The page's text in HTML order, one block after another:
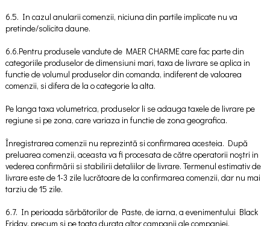
6.5. In cazul anularii comenzii, niciuna din partile implicate nu va
pretinde/solicita daune.
6.6.Pentru produsele vandute de MAER CHARME care fac parte din
categoriile produselor de dimensiuni mari, taxa de livrare se aplica in
functie de volumul produselor din comanda, indiferent de valoarea
comenzii, si difera de la o categorie la alta.
Pe langa taxa volumetrica, produselor li se adauga taxele de livrare pe
regiune si pe zona, care variaza in functie de zona geografica.
Înregistrarea comenzii nu reprezintă si confirmarea acesteia. După
preluarea comenzii, aceasta va fi procesata de către operatorii noștri in
vederea confirmării si stabilirii detaliilor de livrare. Termenul estimativ de
livrare este de 1-3 zile lucrătoare de la confirmarea comenzii, dar nu mai
tarziu de 15 zile.
6.7. In perioada sărbătorilor de Paste, de iarna, a evenimentului Black
Friday, precum si pe toata durata altor campanii ale companiei,